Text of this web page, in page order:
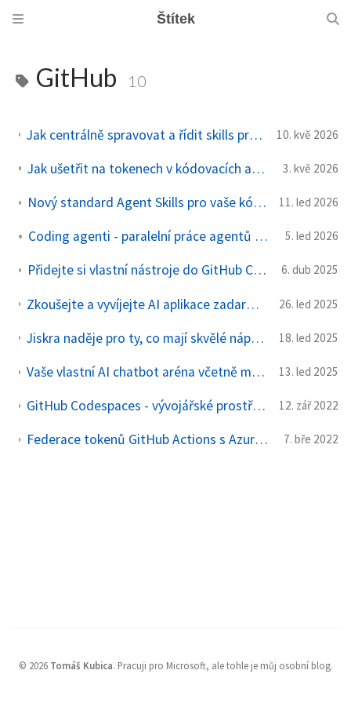
Štítek
GitHub 10
Jak centrálně spravovat a řídit skills pro agenty a zejména jejich samostatné zlepšování 10. kvě 2026
Jak ušetřit na tokenech v kódovacích agentech typu GitHub Copilot 3. kvě 2026
Nový standard Agent Skills pro vaše kódovací pracanty v GitHub Copilot 11. led 2026
Coding agenti - paralelní práce agentů na vašich úkolech 5. led 2026
Přidejte si vlastní nástroje do GitHub Copilot s napojením na MCP server 6. dub 2025
Zkoušejte a vyvíjejte AI aplikace zadarmo s GitHub Models - OpenAI, Llama, Mistral i Phi 26. led 2025
Jiskra naděje pro ty, co mají skvělé nápady na aplikace, ale neumí ani trochu programovat - GitHub Spark 18. led 2025
Vaše vlastní AI chatbot aréna včetně monitoringu s OpenTelemetry, AI Foundry, Gradio a Azure Container Apps nahozená přes Terraform 13. led 2025
GitHub Codespaces - vývojářské prostředí od stroje po knihovny a kompilátor, které naběhne za 15 vteřin 12. zář 2022
Federace tokenů GitHub Actions s Azure Active Directory pro přístup z vaší CI/CD do Azure bez hesel 7. bře 2022
© 2026 Tomáš Kubica. Pracuji pro Microsoft, ale tohle je můj osobní blog.